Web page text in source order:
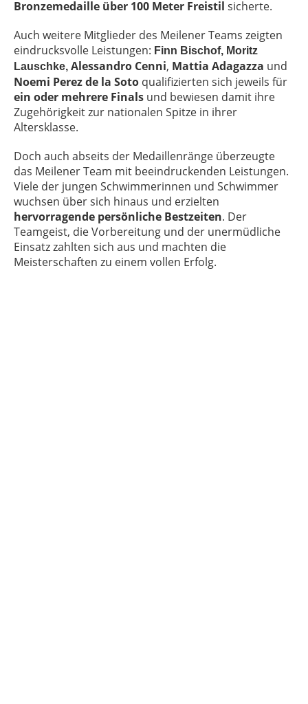
Bronzemedaille über 100 Meter Freistil sicherte.
Auch weitere Mitglieder des Meilener Teams zeigten
eindrucksvolle Leistungen: Finn Bischof, Moritz
Lauschke, Alessandro Cenni, Mattia Adagazza und
Noemi Perez de la Soto qualifizierten sich jeweils für
ein oder mehrere Finals und bewiesen damit ihre
Zugehörigkeit zur nationalen Spitze in ihrer
Altersklasse.
Doch auch abseits der Medaillenränge überzeugte
das Meilener Team mit beeindruckenden Leistungen.
Viele der jungen Schwimmerinnen und Schwimmer
wuchsen über sich hinaus und erzielten
hervorragende persönliche Bestzeiten. Der
Teamgeist, die Vorbereitung und der unermüdliche
Einsatz zahlten sich aus und machten die
Meisterschaften zu einem vollen Erfolg.